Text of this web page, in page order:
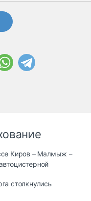
Киров – Малмыж –
столкнулись